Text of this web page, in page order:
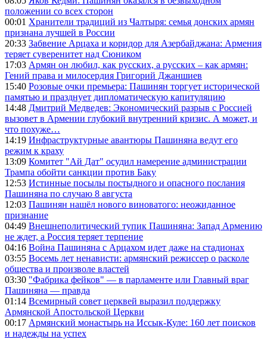
положении со всех сторон
00:01 Хранители традиций из Чалтыря: семья донских армян
признана лучшей в России
20:33 Забвение Арцаха и коридор для Азербайджана: Армения
теряет суверенитет над Сюником
17:03 Армян он любил, как русских, а русских – как армян:
Гений права и милосердия Григорий Джаншиев
15:40 Розовые очки премьера: Пашинян торгует исторической
памятью и празднует дипломатическую капитуляцию
14:48 Дмитрий Медведев: Экономический разрыв с Россией
вызовет в Армении глубокий внутренний кризис. А может, и
что похуже…
14:19 Инфраструктурные авантюры Пашиняна ведут его
режим к краху
13:09 Комитет "Ай Дат" осудил намерение администрации
Трампа обойти санкции против Баку
12:53 Истинные посылы постыдного и опасного послания
Пашиняна по случаю 8 августа
12:03 Пашинян нашёл нового виноватого: неожиданное
признание
04:49 Внешнеполитический тупик Пашиняна: Запад Армению
не ждет, а Россия теряет терпение
04:16 Война Пашиняна с Арцахом идет даже на стадионах
03:55 Восемь лет ненависти: армянский режиссер о расколе
общества и произволе властей
03:30 "Фабрика фейков" — в парламенте или Главный враг
Пашиняна — правда
01:14 Всемирный совет церквей выразил поддержку
Армянской Апостольской Церкви
00:17 Армянский монастырь на Иссык-Куле: 160 лет поисков
и надежды на успех